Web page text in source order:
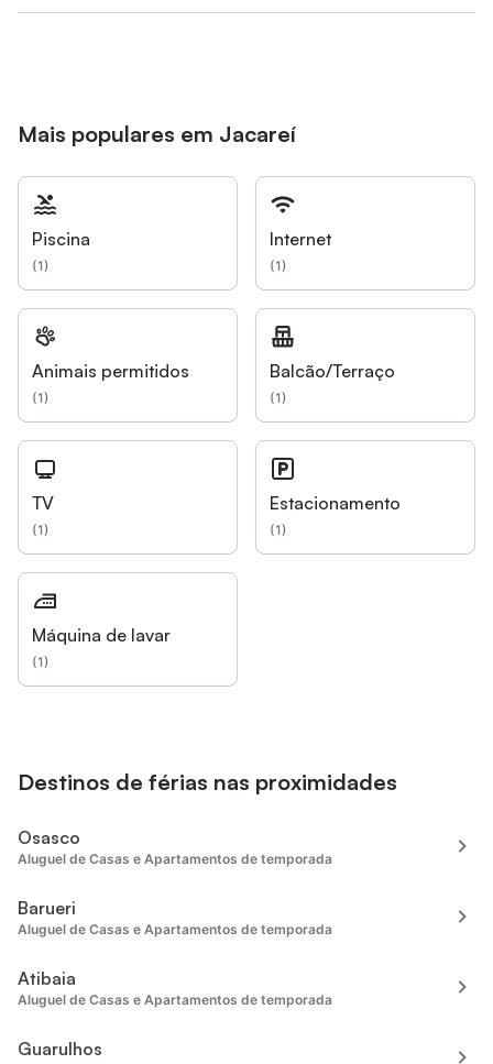
Mais populares em Jacareí
Piscina
(1)
Internet
(1)
Animais permitidos
(1)
Balcão/Terraço
(1)
TV
(1)
Estacionamento
(1)
Máquina de lavar
(1)
Destinos de férias nas proximidades
Osasco
Aluguel de Casas e Apartamentos de temporada
Barueri
Aluguel de Casas e Apartamentos de temporada
Atibaia
Aluguel de Casas e Apartamentos de temporada
Guarulhos